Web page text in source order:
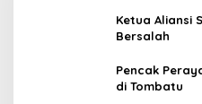
Ketua Aliansi
Bersalah
Pencak
di Tombatu